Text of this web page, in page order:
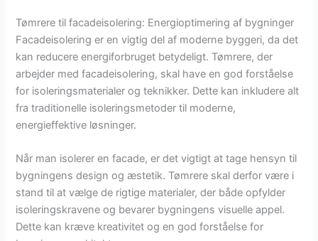
Tømrere til facadeisolering: Energioptimering af bygninger
Facadeisolering er en vigtig del af moderne byggeri, da det
kan reducere energiforbruget betydeligt. Tømrere, der
arbejder med facadeisolering, skal have en god forståelse
for isoleringsmaterialer og teknikker. Dette kan inkludere alt
fra traditionelle isoleringsmetoder til moderne,
energieffektive løsninger.
Når man isolerer en facade, er det vigtigt at tage hensyn til
bygningens design og æstetik. Tømrere skal derfor være i
stand til at vælge de rigtige materialer, der både opfylder
isoleringskravene og bevarer bygningens visuelle appel.
Dette kan kræve kreativitet og en god forståelse for